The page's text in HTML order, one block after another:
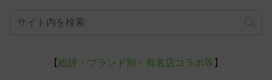
【総評・ブランド別・有名店コラボ等 】